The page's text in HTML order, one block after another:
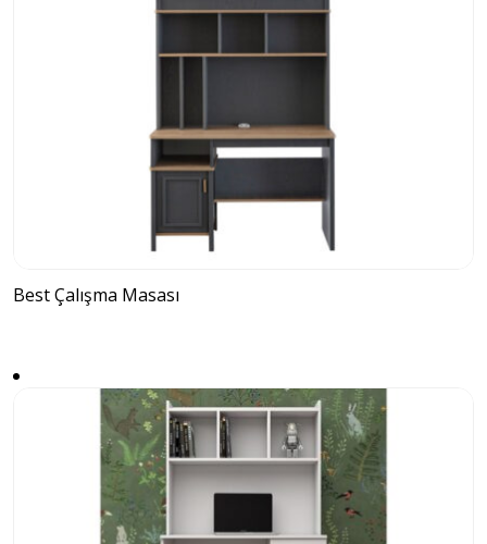
Best Çalışma Masası